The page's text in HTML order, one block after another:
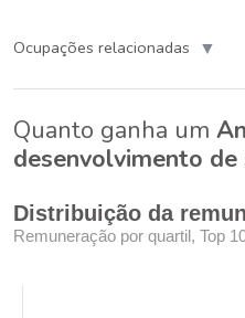
Ocupações relacionadas ▼
Quanto ganha um
desenvolvimento de
Distribuição da
Remuneração por quartil, Top